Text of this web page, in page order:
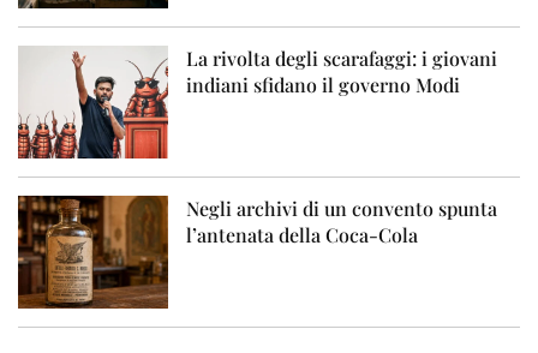
La rivolta degli scarafaggi: i giovani
indiani sfidano il governo Modi
Negli archivi di un convento spunta
l’antenata della Coca-Cola